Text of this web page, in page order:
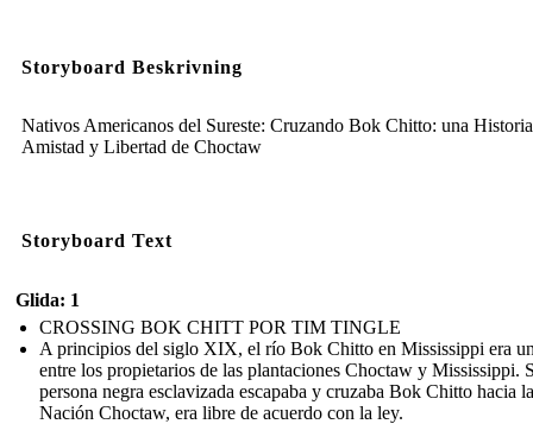
Storyboard Beskrivning
Nativos Americanos del Sureste: Cruzando Bok Chitto: una
Amistad y Libertad de Choctaw
Storyboard Text
Glida: 1
CROSSING BOK CHITT POR TIM TINGLE
A principios del siglo XIX, el río Bok Chitto en Mississippi era
entre los propietarios de las plantaciones Choctaw y Mississippi.
persona negra esclavizada escapaba y cruzaba Bok Chitto hacia la
Nación Choctaw, era libre de acuerdo con la ley.